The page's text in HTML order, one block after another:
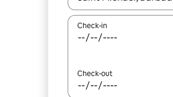
Check-in
Check-out